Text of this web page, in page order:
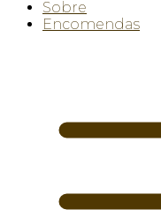
Sobre
Encomendas